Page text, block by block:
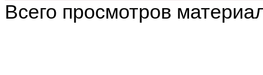
Всего просмотров